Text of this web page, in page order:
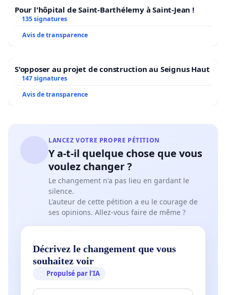
Pour l'hôpital de Saint-Barthélemy à Saint-Jean !
135 signatures
Avis de transparence
S'opposer au projet de construction au Seignus Haut
147 signatures
Avis de transparence
LANCEZ VOTRE PROPRE PÉTITION
Y a-t-il quelque chose que vous
voulez changer ?
Le changement n'a pas lieu en gardant le
silence.
L'auteur de cette pétition a eu le courage de
ses opinions. Allez-vous faire de même ?
Décrivez le changement que vous
souhaitez voir
Propulsé par l’IA